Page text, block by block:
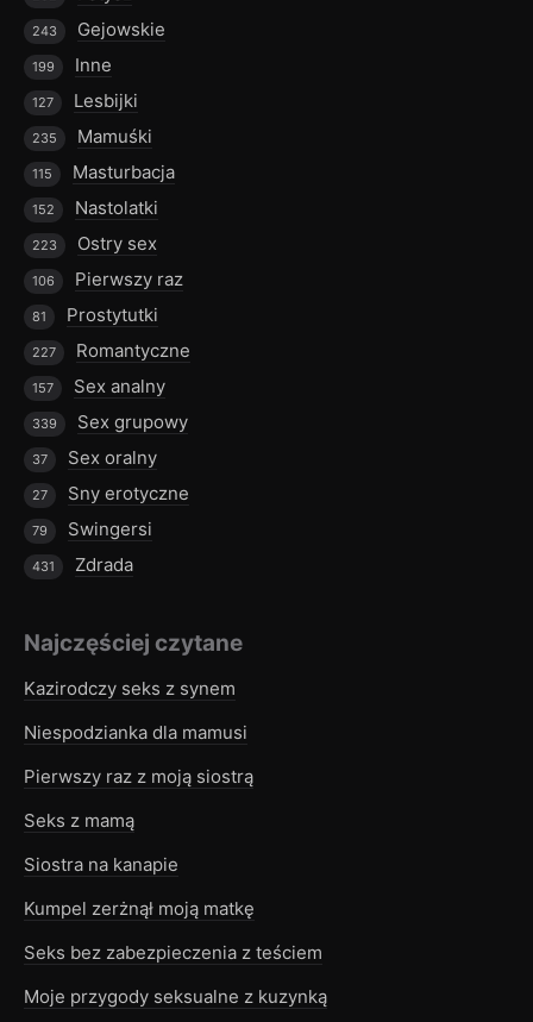
Gejowskie
243
Inne
199
Lesbijki
127
Mamuśki
235
Masturbacja
115
Nastolatki
152
Ostry sex
223
Pierwszy raz
106
Prostytutki
81
Romantyczne
227
Sex analny
157
Sex grupowy
339
Sex oralny
37
Sny erotyczne
27
Swingersi
79
Zdrada
431
Najczęściej czytane
Kazirodczy seks z synem
Niespodzianka dla mamusi
Pierwszy raz z moją siostrą
Seks z mamą
Siostra na kanapie
Kumpel zerżnął moją matkę
Seks bez zabezpieczenia z teściem
Moje przygody seksualne z kuzynką